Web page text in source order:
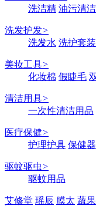
洗洁精 油污清洁
洗发护发>
洗发水 洗护套装
美妆工具>
化妆棉 假睫毛
清洁用具>
一次性清洁用品
医疗保健>
护理护具 保健
驱蚊驱虫>
驱蚊用品
艾修堂 瑶辰 膜太 蔬